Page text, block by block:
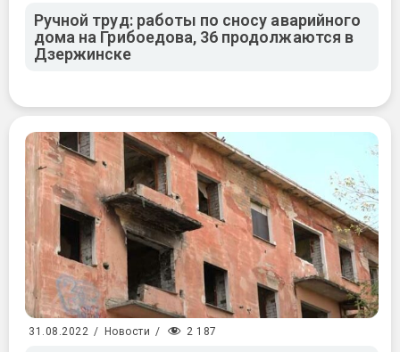
Ручной труд: работы по сносу аварийного
дома на Грибоедова, 36 продолжаются в
Дзержинске
31.08.2022 / Новости / 2 187